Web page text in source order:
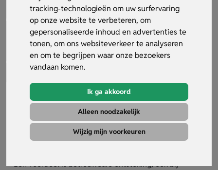
tracking-technologieën om uw surfervaring
op onze website te verbeteren, om
gepersonaliseerde inhoud en advertenties te
tonen, om ons websiteverkeer te analyseren
en om te begrijpen waar onze bezoekers
vandaan komen.
Ik ga akkoord
Alleen noodzakelijk
Wijzig mijn voorkeuren
Aansteker Zorr Rubber Jet-Flame
Artikelnummer: 33764
De Aansteker Zorr Rubber Jet-Flame is een
Een voordeel is betrouwbare ontsteking, ook bij